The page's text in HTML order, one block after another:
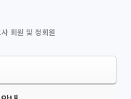
회원 및 정회원